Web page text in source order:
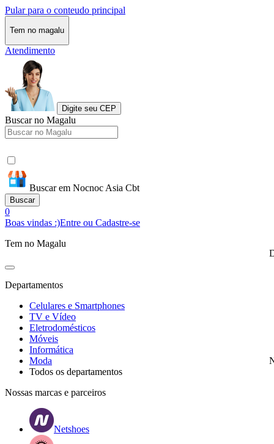
Pular para o conteudo principal
Tem no magalu
Atendimento
Digite seu CEP
Buscar no Magalu
Buscar em Nocnoc Asia Cbt
Buscar
0
Boas vindas :)Entre ou Cadastre-se
Tem no Magalu
Departamentos
Celulares e Smartphones
TV e Vídeo
Eletrodomésticos
Móveis
Informática
Moda
Todos os departamentos
Nossas marcas e parceiros
Netshoes